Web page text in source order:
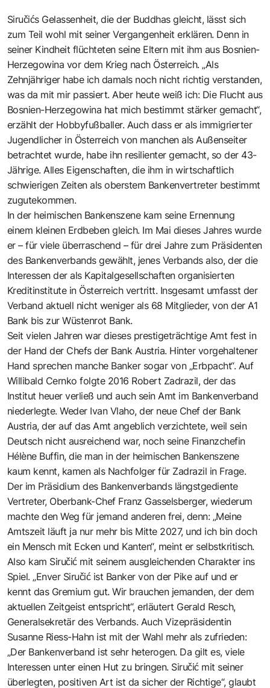
Siručićs Gelassenheit, die der Buddhas gleicht, lässt sich
zum Teil wohl mit seiner Vergangenheit erklären. Denn in
seiner Kindheit flüchteten seine Eltern mit ihm aus Bosnien-
Herzegowina vor dem Krieg nach Österreich. „Als
Zehnjähriger habe ich damals noch nicht richtig verstanden,
was da mit mir passiert. Aber heute weiß ich: Die Flucht aus
Bosnien-Herzegowina hat mich bestimmt stärker gemacht“,
erzählt der Hobbyfußballer. Auch dass er als immigrierter
Jugendlicher in Österreich von manchen als Außenseiter
betrachtet wurde, habe ihn resilienter gemacht, so der 43-
Jährige. Alles Eigenschaften, die ihm in wirtschaftlich
schwierigen Zeiten als oberstem Bankenvertreter bestimmt
zugutekommen.
In der heimischen Bankenszene kam seine Ernennung
einem kleinen Erdbeben gleich. Im Mai dieses Jahres wurde
er – für viele überraschend – für drei Jahre zum Präsidenten
des Bankenverbands gewählt, jenes Verbands also, der die
Interessen der als Kapitalgesellschaften organisierten
Kreditinstitute in Österreich vertritt. Insgesamt umfasst der
Verband aktuell nicht weniger als 68 Mitglieder, von der A1
Bank bis zur Wüstenrot Bank.
Seit vielen Jahren war dieses prestigeträchtige Amt fest in
der Hand der Chefs der Bank Austria. Hinter vorgehaltener
Hand sprechen manche Banker sogar von „Erbpacht“. Auf
Willibald Cernko folgte 2016 Robert Zadrazil, der das
Institut heuer verließ und auch sein Amt im Bankenverband
niederlegte. Weder Ivan Vlaho, der neue Chef der Bank
Austria, der auf das Amt angeblich verzichtete, weil sein
Deutsch nicht ausreichend war, noch seine Finanzchefin
Hélène Buffin, die man in der heimischen Bankenszene
kaum kennt, kamen als Nachfolger für Zadrazil in Frage.
Der im Präsidium des Bankenverbands längstgediente
Vertreter, Oberbank-Chef Franz Gasselsberger, wiederum
machte den Weg für jemand anderen frei, denn: „Meine
Amtszeit läuft ja nur mehr bis Mitte 2027, und ich bin doch
ein Mensch mit Ecken und Kanten“, meint er selbstkritisch.
Also kam Siručić mit seinem ausgleichenden Charakter ins
Spiel. „Enver Siručić ist Banker von der Pike auf und er
kennt das Gremium gut. Wir brauchen jemanden, der dem
aktuellen Zeitgeist entspricht“, erläutert Gerald Resch,
Generalsekretär des Verbands. Auch Vizepräsidentin
Susanne Riess-Hahn ist mit der Wahl mehr als zufrieden:
„Der Bankenverband ist sehr heterogen. Da gilt es, viele
Interessen unter einen Hut zu bringen. Siručić mit seiner
überlegten, positiven Art ist da sicher der Richtige“, glaubt